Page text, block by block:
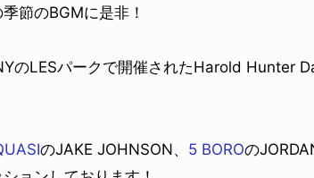
節のBGMに是非！
のLESパークで開催されたHarold Hunter
のJAKE JOHNSON、 5 BOROの